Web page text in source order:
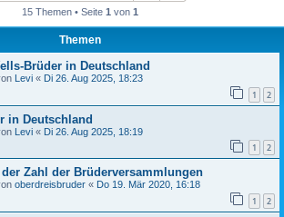
15 Themen • Seite 1 von 1
Themen
Brüder in Deutschland
Levi « Di 26. Aug 2025, 18:23
1 2
in Deutschland
Levi « Di 26. Aug 2025, 18:19
1 2
Zahl der Brüderversammlungen
oberdreisbruder « Do 19. Mär 2020, 16:18
1 2